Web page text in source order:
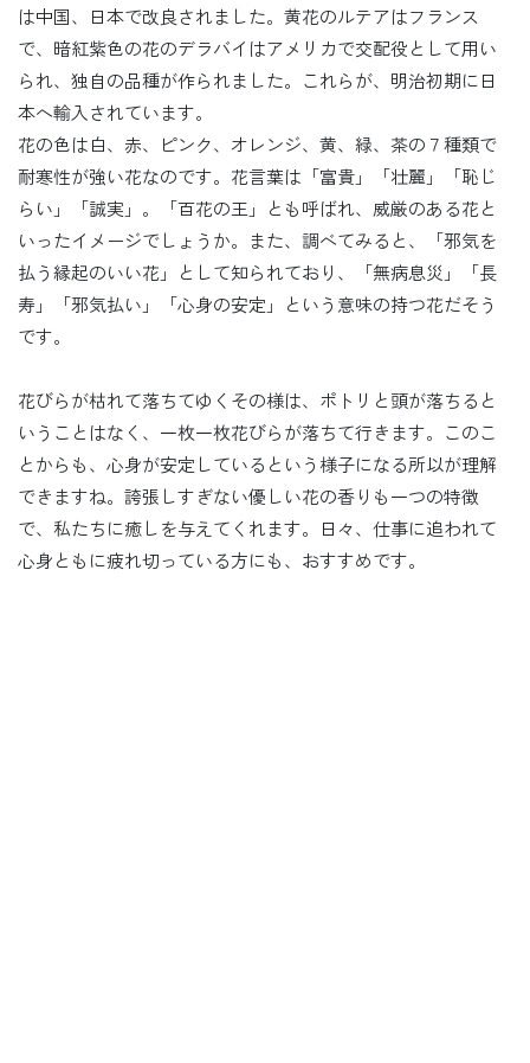
は中国、日本で改良されました。黄花のルテアはフランス
で、暗紅紫色の花のデラバイはアメリカで交配役として用い
られ、独自の品種が作られました。これらが、明治初期に日
本へ輸入されています。
花の色は白、赤、ピンク、オレンジ、黄、緑、茶の７種類で
耐寒性が強い花なのです。花言葉は「富貴」「壮麗」「恥じ
らい」「誠実」。「百花の王」とも呼ばれ、威厳のある花と
いったイメージでしょうか。また、調べてみると、「邪気を
払う縁起のいい花」として知られており、「無病息災」「長
寿」「邪気払い」「心身の安定」という意味の持つ花だそう
です。
花びらが枯れて落ちてゆくその様は、ポトリと頭が落ちると
いうことはなく、一枚一枚花びらが落ちて行きます。このこ
とからも、心身が安定しているという様子になる所以が理解
できますね。誇張しすぎない優しい花の香りも一つの特徴
で、私たちに癒しを与えてくれます。日々、仕事に追われて
心身ともに疲れ切っている方にも、おすすめです。